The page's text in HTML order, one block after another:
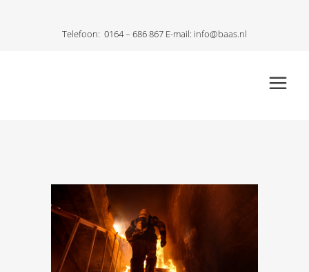
Telefoon: 0164 – 686 867 E-mail: info@baas.nl